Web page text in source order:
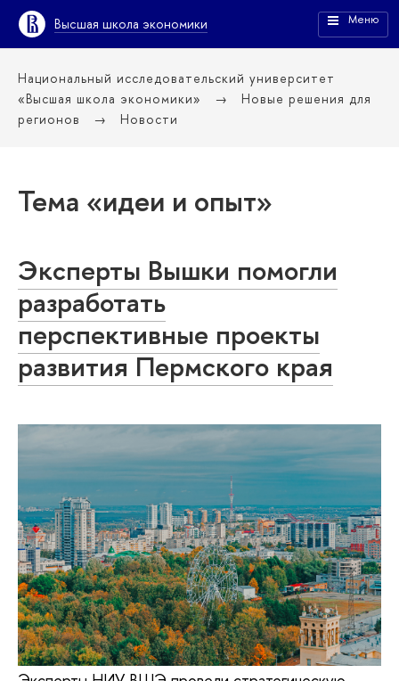
Высшая школа экономики Меню
Национальный исследовательский университет
«Высшая школа экономики»
Новые решения для
регионов
Новости
Тема «идеи и опыт»
Эксперты Вышки помогли
разработать
перспективные проекты
развития Пермского края